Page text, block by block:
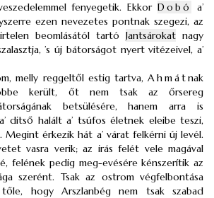
fenyegetik. EkkorDobó
a’
ezen nevezetes pontnak szegezi, az
beomlásától tartó Jantsárokat nagy
’s új bátorságot nyert vitézeivel, a’
melly reggeltől estig tartva, Ahmátnak
került, őt nem tsak az őrsereg
betsülésére, hanem arra is
ditső halált a’ tsúfos életnek eleibe teszi,
Megint érkezik hát a’ várat felkérni új levél.
vasra verik; az irás felét vele magával
felének pedig meg-evésére kénszerítik az
szerént. Tsak az ostrom végfelbontása
hogy Arszlanbég nem tsak szabad